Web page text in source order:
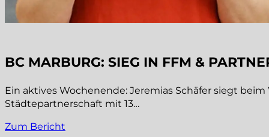
BC MARBURG: SIEG IN FFM &
Ein aktives Wochenende: Jeremias Schäfer siegt
Städtepartnerschaft mit 13…
Zum Bericht